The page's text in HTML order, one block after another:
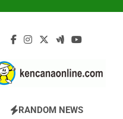
Kencana
Jasa Pengelolaan Sampah
RANDOM NEWS